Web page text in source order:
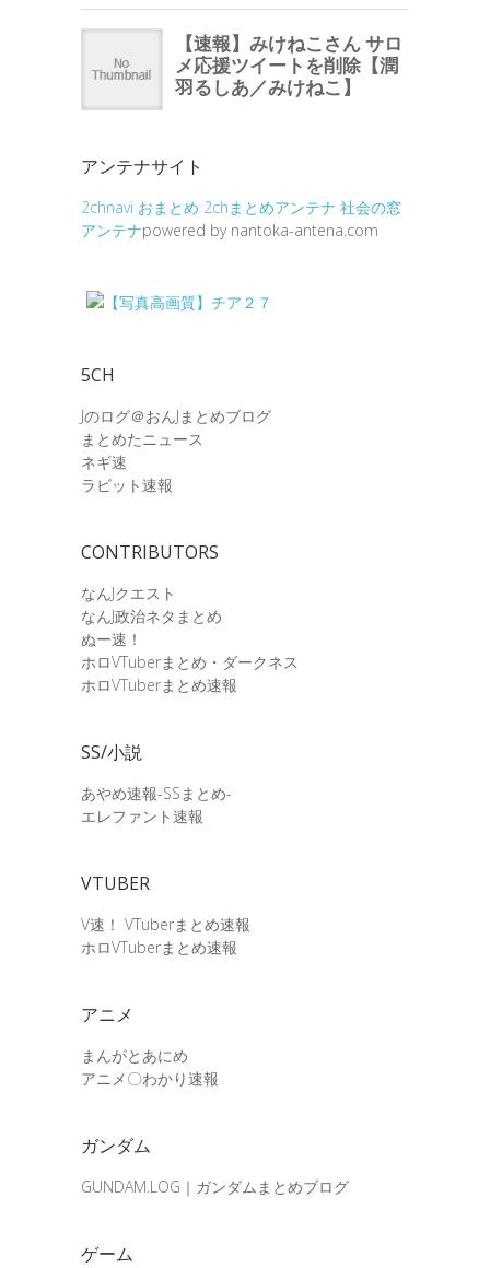
アンテナサイト
2chnavi おまとめ 2chまとめアンテナ 社会の窓
アンテナpowered by nantoka-antena.com
5CH
Jのログ＠おんJまとめブログ
まとめたニュース
ネギ速
ラビット速報
CONTRIBUTORS
なんJクエスト
なんJ政治ネタまとめ
ぬー速！
ホロVTuberまとめ・ダークネス
ホロVTuberまとめ速報
SS/小説
あやめ速報-SSまとめ-
エレファント速報
VTUBER
V速！ VTuberまとめ速報
ホロVTuberまとめ速報
アニメ
まんがとあにめ
アニメ〇わかり速報
ガンダム
GUNDAM.LOG｜ガンダムまとめブログ
ゲーム